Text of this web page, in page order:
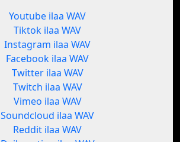
Youtube ilaa WAV
Tiktok ilaa WAV
Instagram ilaa WAV
Facebook ilaa WAV
Twitter ilaa WAV
Twitch ilaa WAV
Vimeo ilaa WAV
Soundcloud ilaa WAV
Reddit ilaa WAV